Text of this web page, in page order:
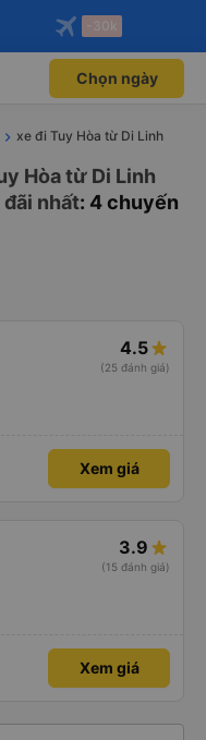
Mở app
bay qua
Mở app
-30k
Chọn ngày
xe đi Tuy Hòa từ Di Linh
Hòa từ Di Linh
nhất: 4 chuyến
4.5
(25 đánh giá)
Xem giá
3.9
(15 đánh giá)
Xem giá